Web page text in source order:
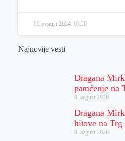
11. avgust 2024. 03:20
Najnovije vesti
Dragana
pamćenje na
9. avgust 2026.
Dragana
hitove na Trg
8. avgust 2026.